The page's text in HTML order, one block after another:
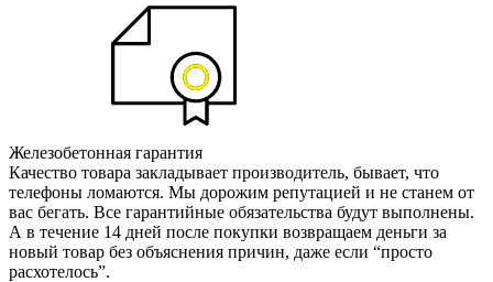
Железобетонная гарантия
Качество товара закладывает производитель, бывает, что
телефоны ломаются. Мы дорожим репутацией и не станем от
вас бегать. Все гарантийные обязательства будут выполнены.
А в течение 14 дней после покупки возвращаем деньги за
новый товар без объяснения причин, даже если “просто
расхотелось”.